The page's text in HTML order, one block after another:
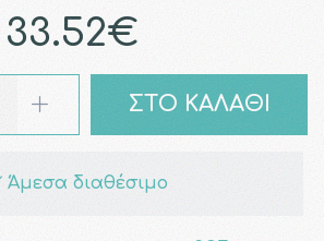
33.52€
ΣΤΟ ΚΑΛΑΘΙ
Άμεσα διαθέσιμο